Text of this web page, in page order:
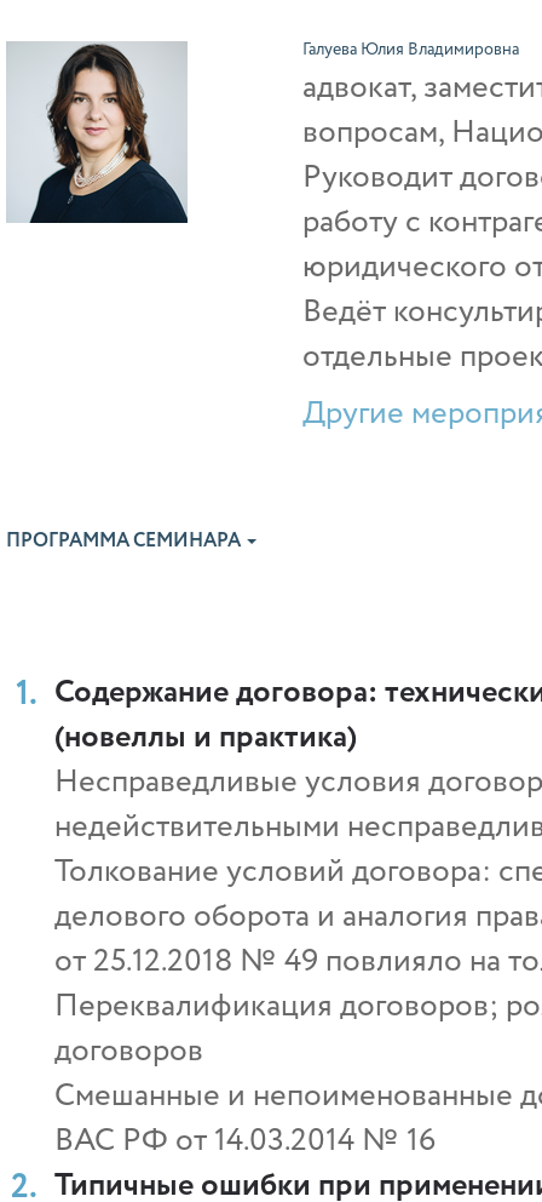
Галуева Юлия Владимировна
адвокат,
вопросам,
Руководит
работу с
юридического
Ведёт
отдельные
Другие
ПРОГРАММА СЕМИНАРА
Содержание договора:
(новеллы и практика)
Несправедливые условия
недействительными
Толкование условий договора:
делового оборота и аналогия
от 25.12.2018 № 49 повлияло на
Переквалификация договоров;
договоров
Смешанные и непоименованные
ВАС РФ от 14.03.2014 № 16
Типичные ошибки при